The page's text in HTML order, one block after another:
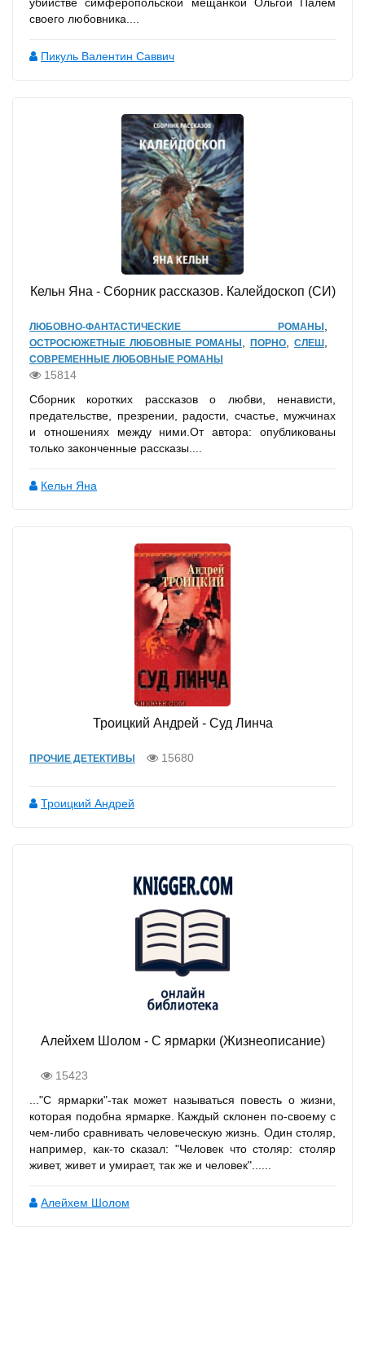
своего любовника....
Пикуль Валентин Саввич
Кельн Яна - Сборник рассказов. Калейдоскоп (СИ)
ЛЮБОВНО-ФАНТАСТИЧЕСКИЕ РОМАНЫ
ОСТРОСЮЖЕТНЫЕ ЛЮБОВНЫЕ РОМАНЫ ПОРНО СЛЕШ
СОВРЕМЕННЫЕ ЛЮБОВНЫЕ РОМАНЫ
15814
Сборник коротких рассказов о любви, ненависти,
предательстве, презрении, радости, счастье, мужчинах
и отношениях между ними.От автора: опубликованы
только законченные рассказы....
Кельн Яна
Троицкий Андрей - Суд Линча
ПРОЧИЕ ДЕТЕКТИВЫ 15680
Троицкий Андрей
Алейхем Шолом - С ярмарки (Жизнеописание)
15423
..."С ярмарки"-так может называться повесть о жизни,
которая подобна ярмарке. Каждый склонен по-своему с
чем-либо сравнивать человеческую жизнь. Один столяр,
например, как-то сказал: "Человек что столяр: столяр
живет, живет и умирает, так же и человек"......
Алейхем Шолом